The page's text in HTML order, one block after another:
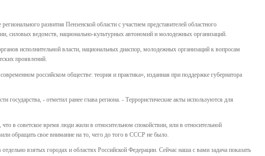
развития Пензенской области с участием представителей областного
силовых ведомств, национально-культурных автономий и молодежных организаций.
исполнительной власти, национальных диаспор, молодежных организаций к вопросам
проявлений.
российском обществе: теория и практика», изданная при поддержке губернатора
государства, - отметил ранее глава региона. - Террористические акты используются для
в советское время люди жили в относительном спокойствии, или в относительной
обращать свое внимание на то, чего до того в СССР не было.
взятых городах и областях Российской Федерации. Сейчас наша с вами задача показать